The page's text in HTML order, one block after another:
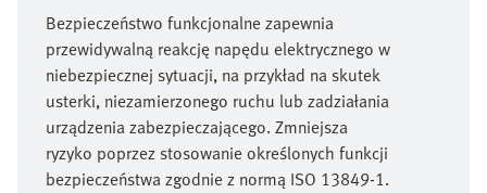
Bezpieczeństwo funkcjonalne zapewnia
przewidywalną reakcję napędu elektrycznego w
niebezpiecznej sytuacji, na przykład na skutek
usterki, niezamierzonego ruchu lub zadziałania
urządzenia zabezpieczającego. Zmniejsza
ryzyko poprzez stosowanie określonych funkcji
bezpieczeństwa zgodnie z normą ISO 13849-1.